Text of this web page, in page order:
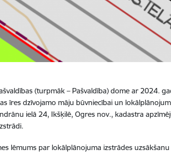
(turpmāk – Pašvaldība) dome ar 2024.
īres dzīvojamo māju būvniecībai un
ielā 24, Ikšķilē, Ogres nov., kadastra
lēmums par lokālplānojuma izstrādes